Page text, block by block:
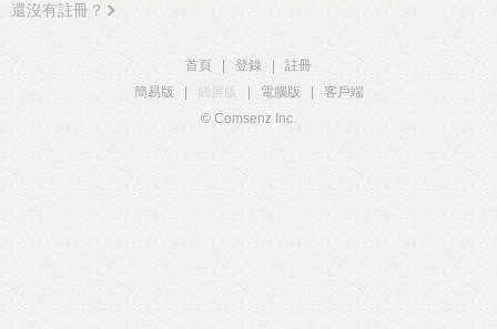
還沒有註冊？
首頁 登錄
註冊
簡易版
觸屏版 電腦版
客戶端
© Comsenz Inc.